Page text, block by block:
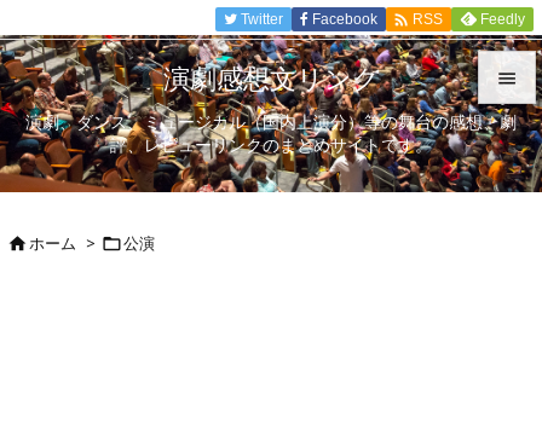


メニュ

Twitter Facebook  RSS Feedly
演劇感想文リンク
演劇、ダンス、ミュージカル（国内上演分）等の舞台の感想、劇
評、レビューリンクのまとめサイトです。
ホーム > 公演